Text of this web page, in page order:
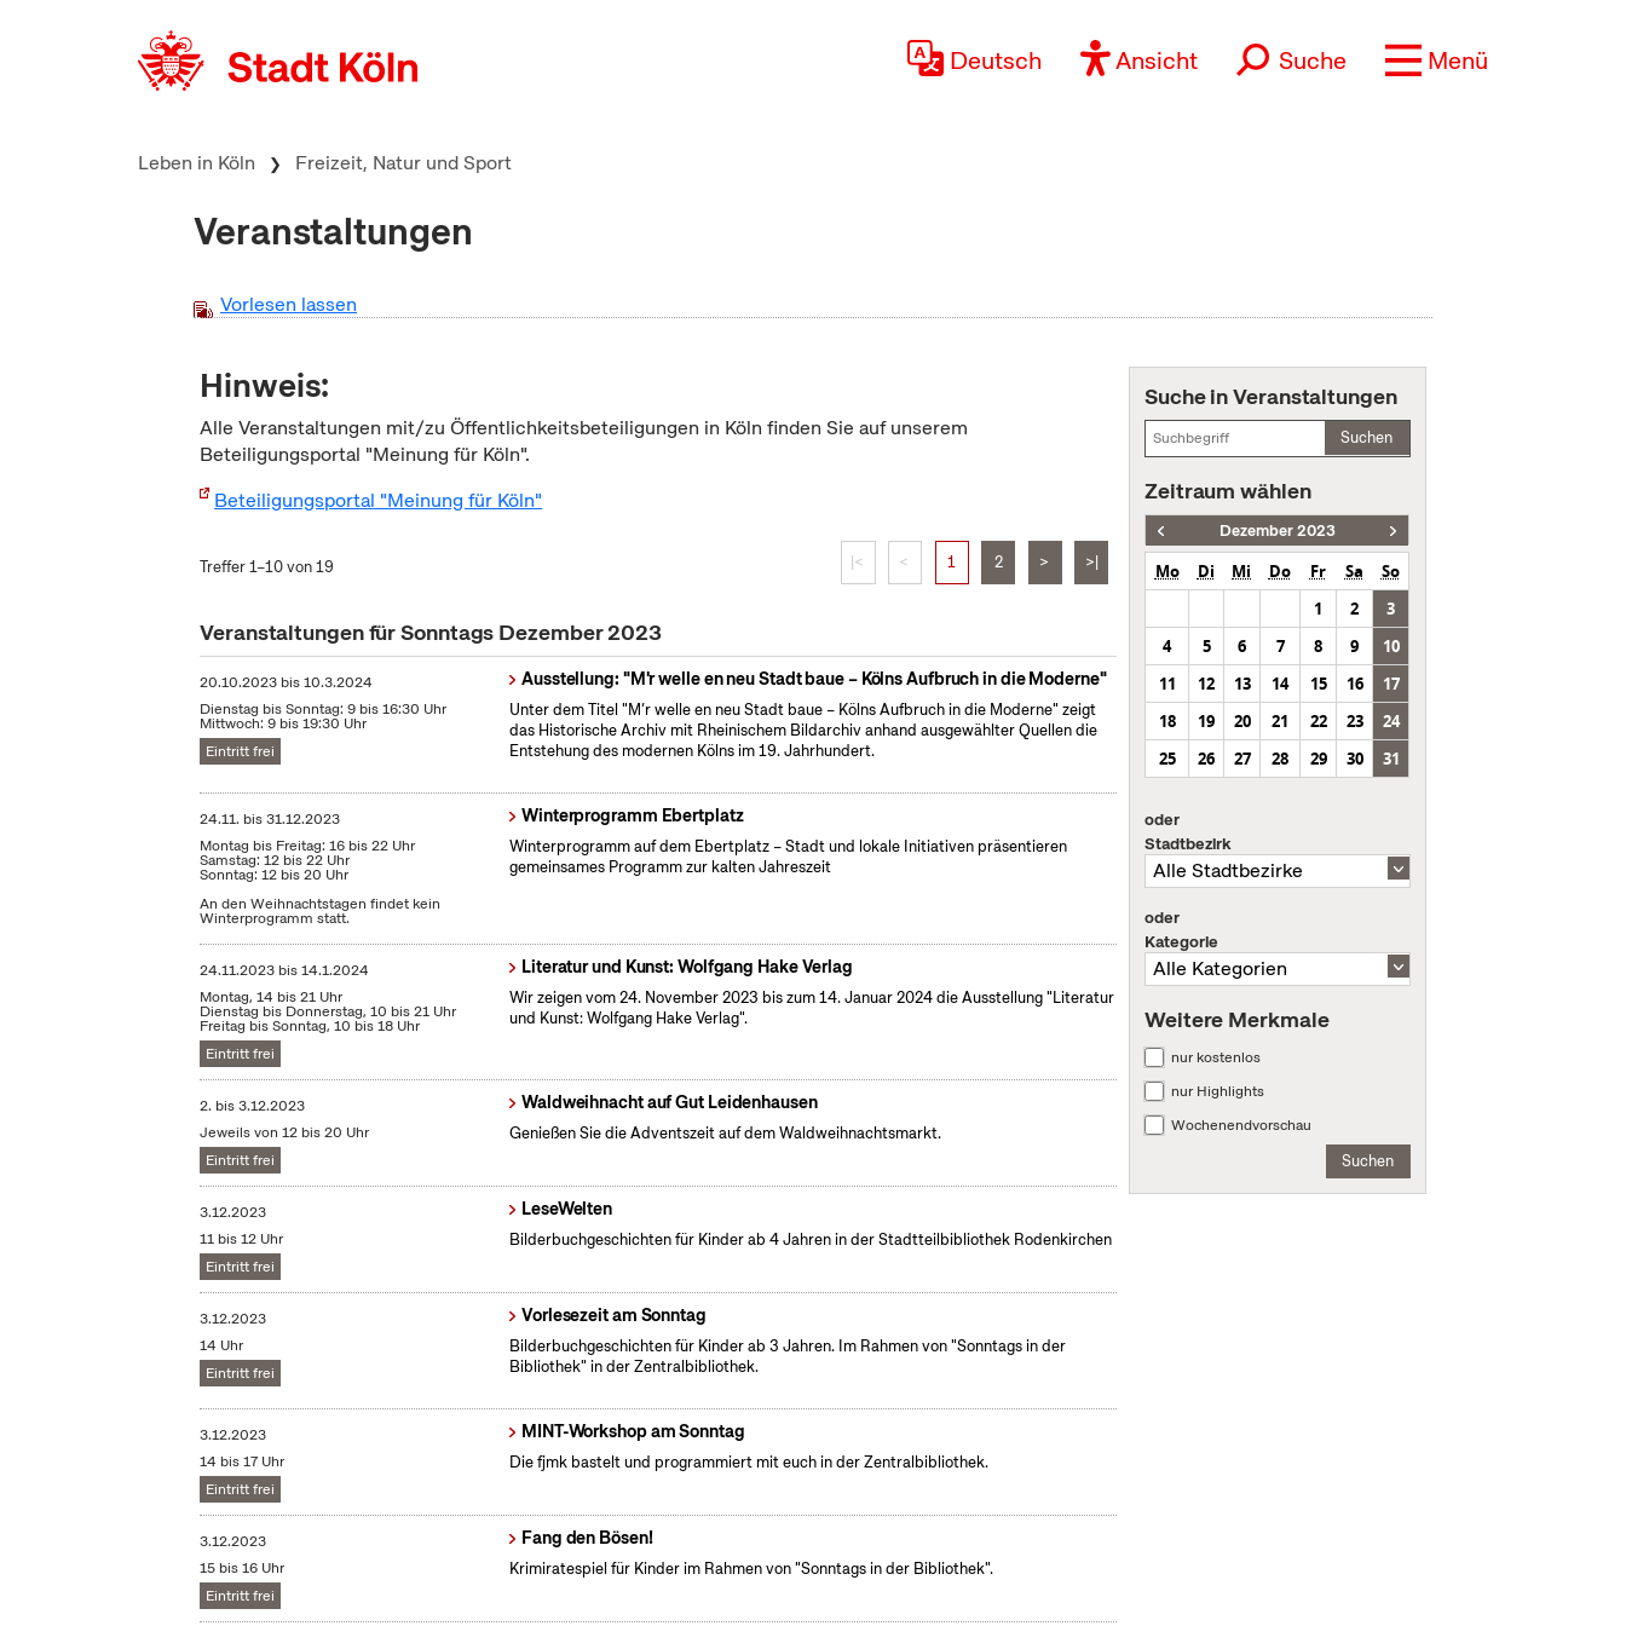
Deutsch Ansicht Suche Menü
Leben in Köln Freizeit, Natur und Sport
Veranstaltungen
Vorlesen lassen
Hinweis:
Alle Veranstaltungen mit/zu Öffentlichkeitsbeteiligungen in Köln finden Sie auf unserem
Beteiligungsportal "Meinung für Köln".
Beteiligungsportal "Meinung für Köln"
Treffer 1–10 von 19 |< < 1 2 > >|
Veranstaltungen für Sonntags Dezember 2023
20.10.2023 bis10.3.2024
Dienstag bis Sonntag: 9 bis 16:30 Uhr
Mittwoch: 9 bis 19:30 Uhr
Eintritt frei
Ausstellung: "M'r welle en neu Stadt baue – Kölns Aufbruch in die Moderne"
Unter dem Titel "M’r welle en neu Stadt baue – Kölns Aufbruch in die Moderne" zeigt
das Historische Archiv mit Rheinischem Bildarchiv anhand ausgewählter Quellen die
Entstehung des modernen Kölns im 19. Jahrhundert.
24.11. bis31.12.2023
Montag bis Freitag: 16 bis 22 Uhr
Samstag: 12 bis 22 Uhr
Sonntag: 12 bis 20 Uhr
An den Weihnachtstagen findet kein
Winterprogramm statt.
Winterprogramm Ebertplatz
Winterprogramm auf dem Ebertplatz – Stadt und lokale Initiativen präsentieren
gemeinsames Programm zur kalten Jahreszeit
24.11.2023 bis14.1.2024
Montag, 14 bis 21 Uhr
Dienstag bis Donnerstag, 10 bis 21 Uhr
Freitag bis Sonntag, 10 bis 18 Uhr
Eintritt frei
Literatur und Kunst: Wolfgang Hake Verlag
Wir zeigen vom 24. November 2023 bis zum 14. Januar 2024 die Ausstellung "Literatur
und Kunst: Wolfgang Hake Verlag".
2. bis3.12.2023
Jeweils von 12 bis 20 Uhr
Eintritt frei
Waldweihnacht auf Gut Leidenhausen
Genießen Sie die Adventszeit auf dem Waldweihnachtsmarkt.
3.12.2023
11 bis 12 Uhr
Eintritt frei
LeseWelten
Bilderbuchgeschichten für Kinder ab 4 Jahren in der Stadtteilbibliothek Rodenkirchen
3.12.2023
14 Uhr
Eintritt frei
Vorlesezeit am Sonntag
Bilderbuchgeschichten für Kinder ab 3 Jahren. Im Rahmen von "Sonntags in der
Bibliothek" in der Zentralbibliothek.
3.12.2023
14 bis 17 Uhr
Eintritt frei
MINT-Workshop am Sonntag
Die fjmk bastelt und programmiert mit euch in der Zentralbibliothek.
3.12.2023
15 bis 16 Uhr
Eintritt frei
Fang den Bösen!
Krimiratespiel für Kinder im Rahmen von "Sonntags in der Bibliothek".
Suche in Veranstaltungen
Suchen
Zeitraum wählen
Dezember 2023
Mo Di Mi Do Fr Sa
So
1
2
3
4
5 6 7 8 9
10
11
12 13 14 15 16
17
18
19 20 21 22 23
24
25
26 27 28 29 30 31
oder
Stadtbezirk
oder
Kategorie
Weitere Merkmale
nur kostenlos
nur Highlights
Wochenendvorschau
Suchen